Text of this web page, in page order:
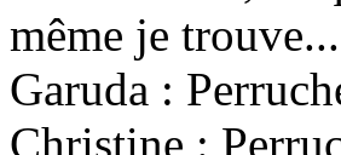
même je trouve...
Garuda :
Christine :